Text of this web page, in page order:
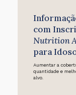
com
Nutrition
para
Aumentar a
quantidade e
alvo.